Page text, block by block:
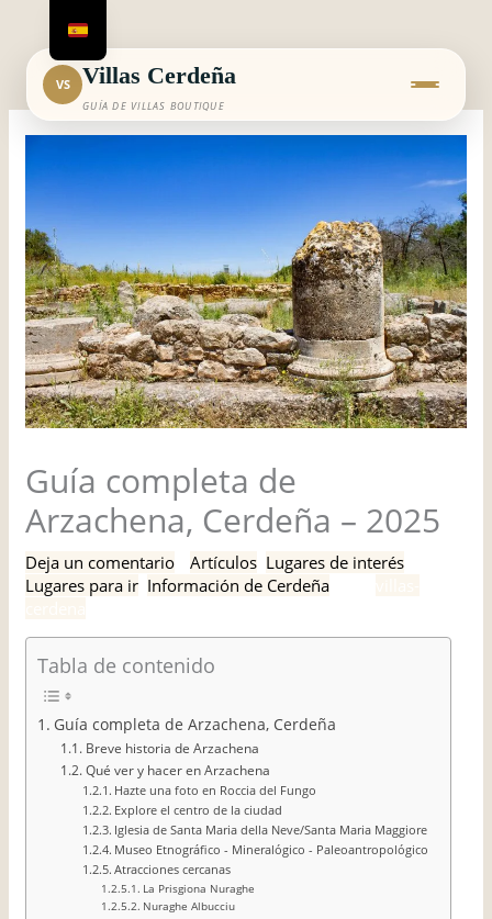
contenido
VS Villas Cerdeña
GUÍA DE VILLAS BOUTIQUE
Guía completa de
Arzachena, Cerdeña – 2025
Deja un comentario /Artículos Lugares de interés
Lugares para ir Información de Cerdeña
Tabla de contenido
Guía completa de Arzachena, Cerdeña
Breve historia de Arzachena
Qué ver y hacer en Arzachena
Hazte una foto en Roccia del Fungo
Explore el centro de la ciudad
Iglesia de Santa Maria della Neve/Santa Maria Maggiore
Museo Etnográfico - Mineralógico - Paleoantropológico
Atracciones cercanas
La Prisgiona Nuraghe
Nuraghe Albucciu